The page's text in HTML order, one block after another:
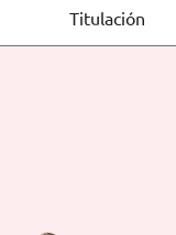
Titulación